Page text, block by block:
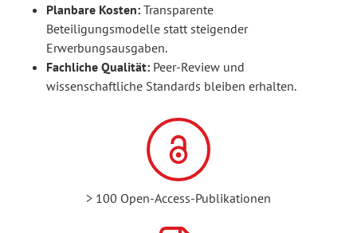
Planbare Kosten: Transparente
Beteiligungsmodelle statt steigender
Erwerbungsausgaben.
Fachliche Qualität: Peer-Review und
wissenschaftliche Standards bleiben erhalten.
> 100 Open-Access-Publikationen